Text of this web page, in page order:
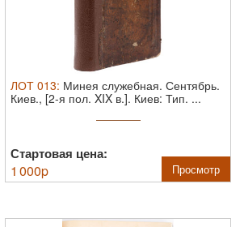
ЛОТ 013: Минея служебная. Сентябрь.
Киев., [2-я пол. XIX в.]. Киев: Тип. ...
Стартовая цена:
1 000p Просмотр